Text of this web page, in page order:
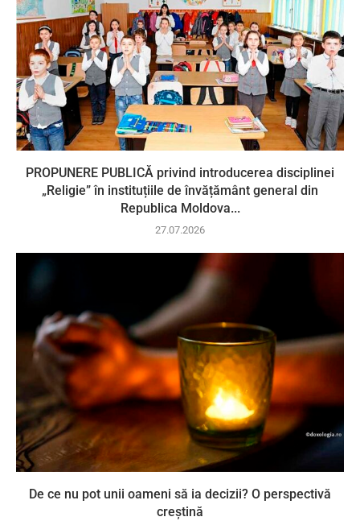
PROPUNERE PUBLICĂ privind introducerea disciplinei
„Religie” în instituțiile de învățământ general din
Republica Moldova...
27.07.2026
De ce nu pot unii oameni să ia decizii? O perspectivă
creștină